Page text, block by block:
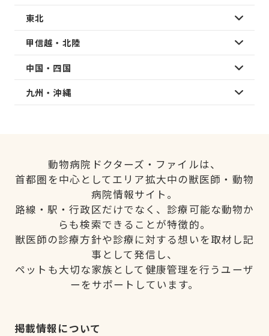
東北
甲信越・北陸
中国・四国
九州・沖縄
動物病院ドクターズ・ファイルは、
首都圏を中心としてエリア拡大中の獣医師・動物
病院情報サイト。
路線・駅・行政区だけでなく、診療可能な動物か
らも検索できることが特徴的。
獣医師の診療方針や診療に対する想いを取材し記
事として発信し、
ペットも大切な家族として健康管理を行うユーザ
ーをサポートしています。
掲載情報について